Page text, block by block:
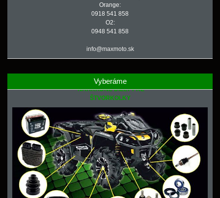
Orange:
0918 541 858
O2:
0948 541 858
info@maxmoto.sk
Vyberáme
NÁHRADNÉ DIELY PRE
ŠTVORKOLKY